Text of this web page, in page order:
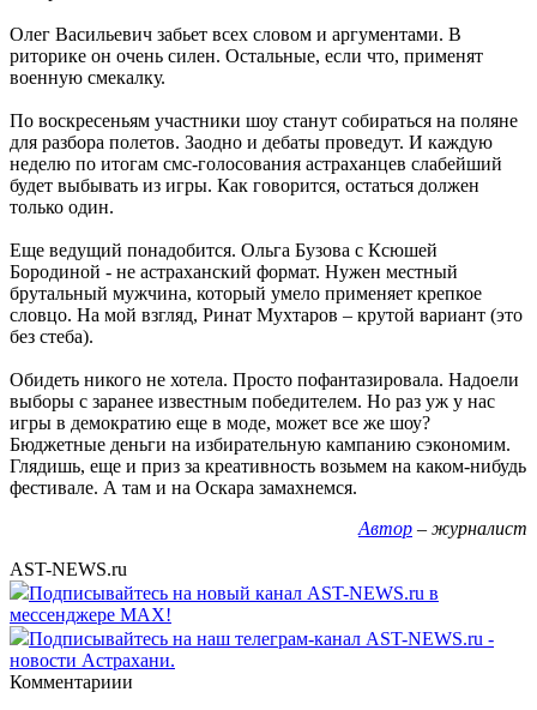
Олег Васильевич забьет всех словом и аргументами. В
риторике он очень силен. Остальные, если что, применят
военную смекалку.
По воскресеньям участники шоу станут собираться на поляне
для разбора полетов. Заодно и дебаты проведут. И каждую
неделю по итогам смс-голосования астраханцев слабейший
будет выбывать из игры. Как говорится, остаться должен
только один.
Еще ведущий понадобится. Ольга Бузова с Ксюшей
Бородиной - не астраханский формат. Нужен местный
брутальный мужчина, который умело применяет крепкое
словцо. На мой взгляд, Ринат Мухтаров – крутой вариант (это
без стеба).
Обидеть никого не хотела. Просто пофантазировала. Надоели
выборы с заранее известным победителем. Но раз уж у нас
игры в демократию еще в моде, может все же шоу?
Бюджетные деньги на избирательную кампанию сэкономим.
Глядишь, еще и приз за креативность возьмем на каком-нибудь
фестивале. А там и на Оскара замахнемся.
Автор – журналист
AST-NEWS.ru
Подписывайтесь на новый канал AST-NEWS.ru в
мессенджере MAX!
Подписывайтесь на наш телеграм-канал AST-NEWS.ru -
новости Астрахани.
Комментариии